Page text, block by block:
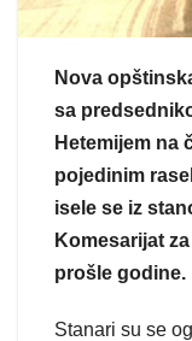
Nova
sa
Hetemijem na
pojedinim
isele se iz
Komesarijat
prošle godine.
Stanari su se